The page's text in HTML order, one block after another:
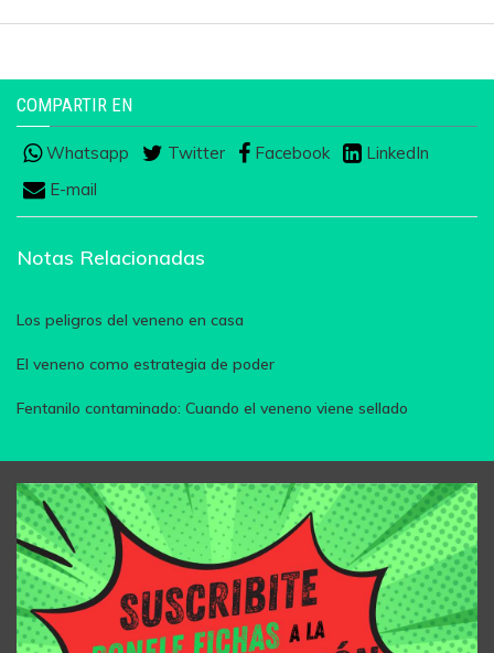
COMPARTIR EN
Whatsapp Twitter Facebook
LinkedIn
E-mail
Notas Relacionadas
Los peligros del veneno en casa
El veneno como estrategia de poder
Fentanilo contaminado: Cuando el veneno viene sellado